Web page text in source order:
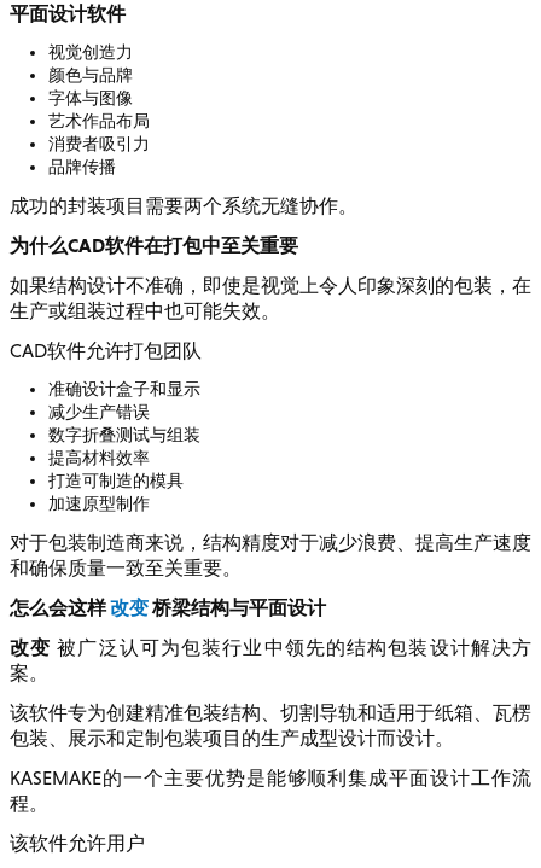
平面设计软件
视觉创造力
颜色与品牌
字体与图像
艺术作品布局
消费者吸引力
品牌传播
成功的封装项目需要两个系统无缝协作。
为什么CAD软件在打包中至关重要
如果结构设计不准确，即使是视觉上令人印象深刻的包装，在
生产或组装过程中也可能失效。
CAD软件允许打包团队
准确设计盒子和显示
减少生产错误
数字折叠测试与组装
提高材料效率
打造可制造的模具
加速原型制作
对于包装制造商来说，结构精度对于减少浪费、提高生产速度
和确保质量一致至关重要。
怎么会这样改变桥梁结构与平面设计
改变 被广泛认可为包装行业中领先的结构包装设计解决方
案。
该软件专为创建精准包装结构、切割导轨和适用于纸箱、瓦楞
包装、展示和定制包装项目的生产成型设计而设计。
KASEMAKE的一个主要优势是能够顺利集成平面设计工作流
程。
该软件允许用户